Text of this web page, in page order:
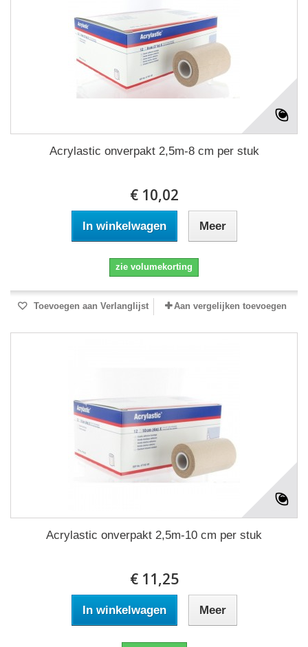
Acrylastic onverpakt 2,5m-8 cm per stuk
€ 10,02
In winkelwagen Meer
zie volumekorting
Toevoegen aan Verlanglijst Aan vergelijken toevoegen
Acrylastic onverpakt 2,5m-10 cm per stuk
€ 11,25
In winkelwagen Meer